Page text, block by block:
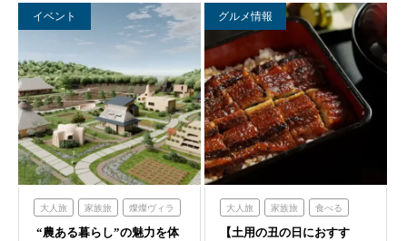
イベント
大人旅 家族旅 燦燦ヴィラ
食べる 体験する 泊まる
“農ある暮らし”の魅力を体
グルメ情報
大人旅 家族旅 食べる
青海波
【土用の丑の日におすす